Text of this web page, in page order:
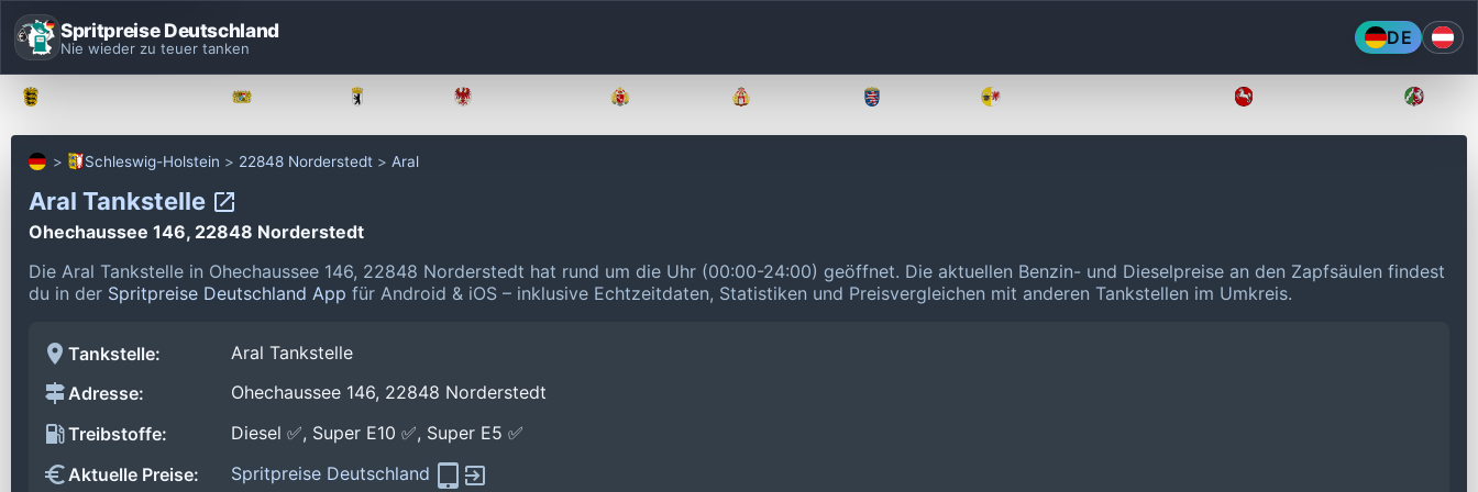
Spritpreise Deutschland
Nie wieder zu teuer tanken DE
Schleswig-Holstein 22848 Norderstedt Aral
Aral Tankstelle
Ohechaussee 146, 22848 Norderstedt
Die Aral Tankstelle in Ohechaussee 146, 22848 Norderstedt hat rund um die Uhr (00:00-24:00) geöffnet. Die aktuellen Benzin- und Dieselpreise an den Zapfsäulen findest
du in der Spritpreise Deutschland App für Android & iOS – inklusive Echtzeitdaten, Statistiken und Preisvergleichen mit anderen Tankstellen im Umkreis.
Tankstelle:
Aral Tankstelle
Adresse:
Ohechaussee 146, 22848 Norderstedt
Treibstoffe:
Diesel ✅, Super E10 ✅, Super E5 ✅
Aktuelle Preise:
Spritpreise Deutschland